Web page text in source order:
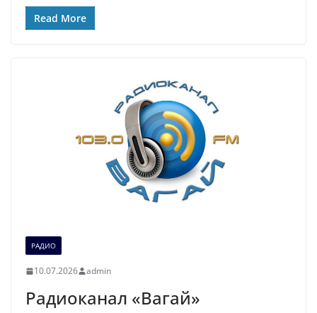
Read More
РАДИО
10.07.2026 admin
Радиоканал «Вагай»